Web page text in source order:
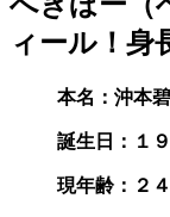
ィール！身
本名：沖本
誕生日：１
現年齢：２